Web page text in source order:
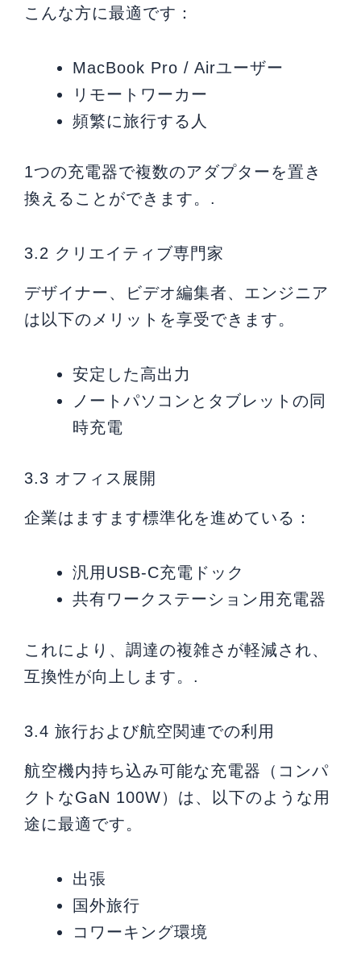
こんな方に最適です：
MacBook Pro / Airユーザー
リモートワーカー
頻繁に旅行する人
1つの充電器で複数のアダプターを置き
換えることができます。.
3.2 クリエイティブ専門家
デザイナー、ビデオ編集者、エンジニア
は以下のメリットを享受できます。
安定した高出力
ノートパソコンとタブレットの同
時充電
3.3 オフィス展開
企業はますます標準化を進めている：
汎用USB-C充電ドック
共有ワークステーション用充電器
これにより、調達の複雑さが軽減され、
互換性が向上します。.
3.4 旅行および航空関連での利用
航空機内持ち込み可能な充電器（コンパ
クトなGaN 100W）は、以下のような用
途に最適です。
出張
国外旅行
コワーキング環境